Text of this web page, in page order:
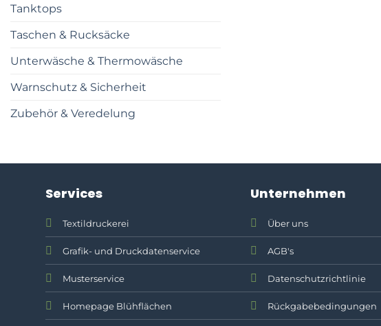
Tanktops
Taschen & Rucksäcke
Unterwäsche & Thermowäsche
Warnschutz & Sicherheit
Zubehör & Veredelung
Services
Textildruckerei
Grafik- und Druckdatenservice
Musterservice
Homepage Blühflächen
Unternehmen
Über uns
AGB's
Datenschutzrichtlinie
Rückgabebedingungen